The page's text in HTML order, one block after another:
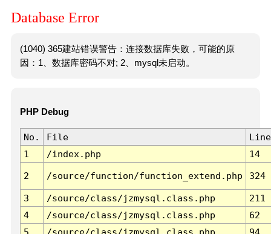
Database Error
(1040) 365建站错误警告：连接数据库失败，可能的原
因：1、数据库密码不对; 2、mysql未启动。
PHP Debug
No. File
Line
1
/index.php 14
2 /source/function/function_extend.php 324
3 /source/class/jzmysql.class.php
211
4
/source/class/jzmysql.class.php
62
5
/source/class/jzmysql.class.php
94